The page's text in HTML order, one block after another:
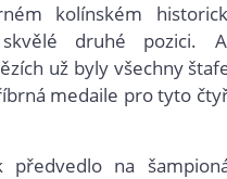
kolínském
druhé pozici.
už byly všechny
medaile pro tyto
předvedlo na